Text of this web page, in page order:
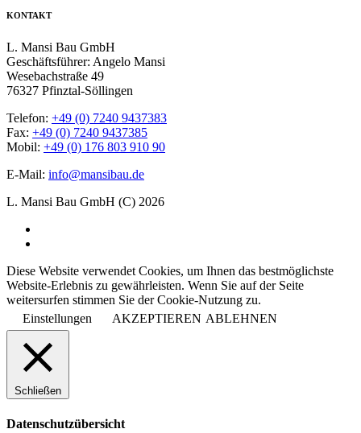
KONTAKT
L. Mansi Bau GmbH
Geschäftsführer: Angelo Mansi
Wesebachstraße 49
76327 Pfinztal-Söllingen
Telefon: +49 (0) 7240 9437383
Fax: +49 (0) 7240 9437385
Mobil: +49 (0) 176 803 910 90
E-Mail: info@mansibau.de
L. Mansi Bau GmbH (C) 2026
Diese Website verwendet Cookies, um Ihnen das bestmöglichste
Website-Erlebnis zu gewährleisten. Wenn Sie auf der Seite
weitersurfen stimmen Sie der Cookie-Nutzung zu.
Einstellungen
AKZEPTIEREN ABLEHNEN
Schließen
Datenschutzübersicht